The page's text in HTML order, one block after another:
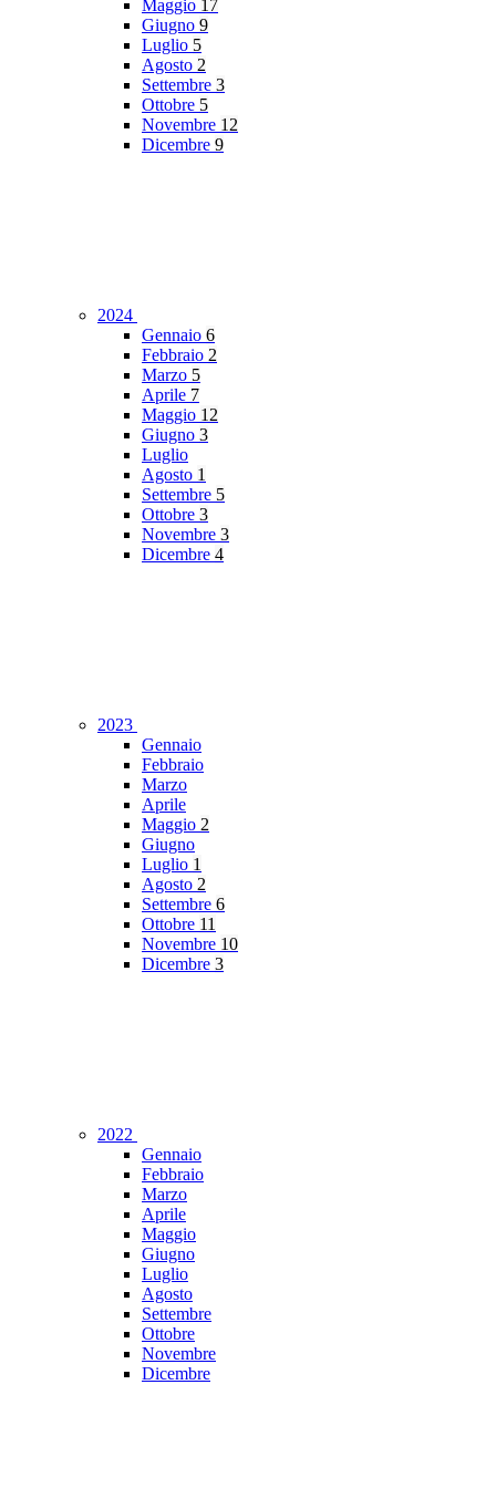
Maggio 17
Giugno 9
Luglio 5
Agosto 2
Settembre 3
Ottobre 5
Novembre 12
Dicembre 9
2024
Gennaio 6
Febbraio 2
Marzo 5
Aprile 7
Maggio 12
Giugno 3
Luglio
Agosto 1
Settembre 5
Ottobre 3
Novembre 3
Dicembre 4
2023
Gennaio
Febbraio
Marzo
Aprile
Maggio 2
Giugno
Luglio 1
Agosto 2
Settembre 6
Ottobre 11
Novembre 10
Dicembre 3
2022
Gennaio
Febbraio
Marzo
Aprile
Maggio
Giugno
Luglio
Agosto
Settembre
Ottobre
Novembre
Dicembre